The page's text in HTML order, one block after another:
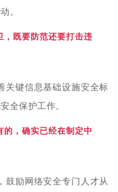
。
，既要防范还要打击违
键信息基础设施安全标
全保护工作。
的，确实已经在制 定中
励网络安全专门人才从